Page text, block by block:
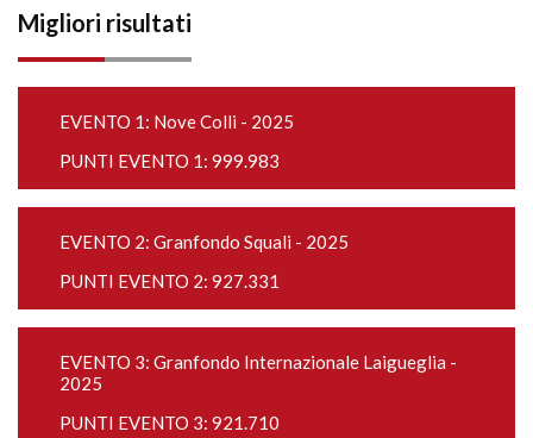
Migliori risultati
EVENTO 1: Nove Colli - 2025
PUNTI EVENTO 1: 999.983
EVENTO 2: Granfondo Squali - 2025
PUNTI EVENTO 2: 927.331
EVENTO 3: Granfondo Internazionale Laigueglia -
2025
PUNTI EVENTO 3: 921.710